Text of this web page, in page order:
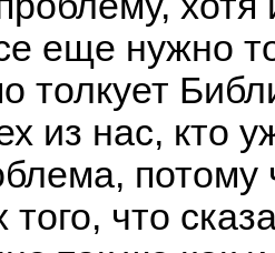
еще нужно
толкует
из нас, кто
того, что